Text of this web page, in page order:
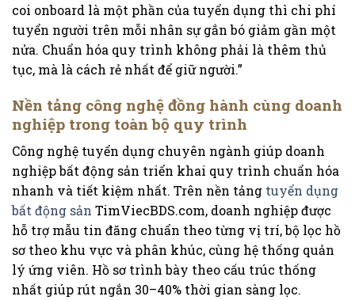
coi onboard là một phần của tuyển dụng thì chi phí
tuyển người trên mỗi nhân sự gắn bó giảm gần một
nửa. Chuẩn hóa quy trình không phải là thêm thủ
tục, mà là cách rẻ nhất để giữ người.”
Nền tảng công nghệ đồng hành cùng doanh
nghiệp trong toàn bộ quy trình
Công nghệ tuyển dụng chuyên ngành giúp doanh
nghiệp bất động sản triển khai quy trình chuẩn hóa
nhanh và tiết kiệm nhất. Trên nền tảng tuyển dụng
bất động sản TimViecBDS.com, doanh nghiệp được
hỗ trợ mẫu tin đăng chuẩn theo từng vị trí, bộ lọc hồ
sơ theo khu vực và phân khúc, cùng hệ thống quản
lý ứng viên. Hồ sơ trình bày theo cấu trúc thống
nhất giúp rút ngắn 30–40% thời gian sàng lọc.